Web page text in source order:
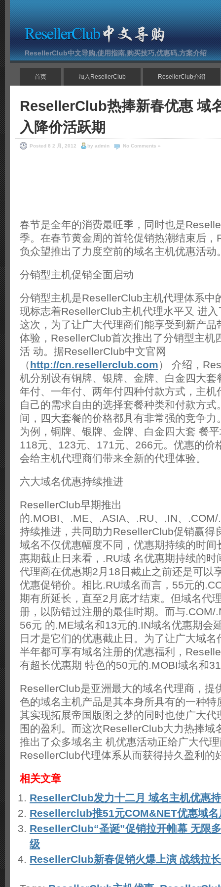
ResellerClub中文导购,使用指南,购买技巧,优惠码,方案介绍
首页 加入ResellerClub ResellerClub介绍
ResellerClub热捧新春优惠 域
入降价活跃期
Posted 8 2 月, 2012 by admin No Comments »
春节是全年的消费最旺季，同时也是
季。在春节黄金周的首轮促销热潮结束后
负众望推出了力度空前的域名主机优惠活动
分销型主机促销全面启动
分销型主机是ResellerClub主机代理体系中
现标志着ResellerClub主机代理水平又 进
这次，为了让广大代理商们能享受到新产品
体验，ResellerClub首次推出了分销型主机
活 动。据ResellerClub中文官网
（http://cn.resellerclub.com） 介绍，
机分别设有铜牌、银牌、金牌、白金四大套
年付、一年付、两年付四种付款方式，主机
自己的需求自由的选择套餐种类和付款方式
间，四大套餐的价格都具有非常强的竞争力
为例，铜牌、银牌、金牌、白金四大套 餐
118元、123元、171元、266元。优惠的价
会给主机代理商们带来全新的代理体验。
六大域名优惠持续推进
ResellerClub早期推出
的.MOBI、.ME、.ASIA、.RU、.IN、
持续推进，共同助力ResellerClub促销赢得
域名不仅优惠幅度不同，优惠期持续的时间
惠期截止日来看，.RU域 名优惠期持续的时
代理商在优惠期2月18日截止之前还是可以
优惠促销价。相比.RU域名而言，55元的
期有所延长，直至2月底才结束。但域名代
册，以防错过注册的最佳时期。而与.COM/
56元 的.ME域名和13元的.IN域名优惠期会
日才是它们的优惠截止日。为了让广大域
半年都可享有域名注册的优惠福利，
有超长优惠期 特色的50元的.MOBI域名和
ResellerClub是亚洲最大的域名代理商，提
色的域名主机产品是其本身所具有的一种特
其实现拓展帝国版图之梦的同时也使广大代
围的盈利。而这次ResellerClub大力热捧域
推出了众多域名主 机优惠活动正给广大代
ResellerClub代理体系从而获得持久盈利的
相关文章
ResellerClub发力十二月 域名主机优惠
Resellerclub推51元COM&NET优惠域名
ResellerClub“圣诞”促销拉开帷幕 无限
级
ResellerClub新春促销火爆上演 战线拉